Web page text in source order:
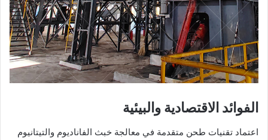
الفوائد الاقتصادية والبيئية
اعتماد تقنيات طحن متقدمة في معالجة خبث الفاناديوم والتيتانيوم